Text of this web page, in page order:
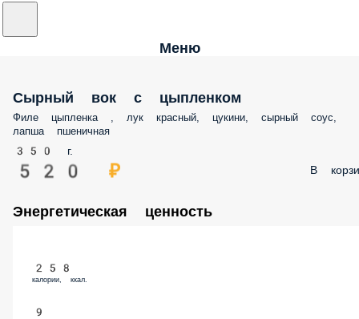
Меню
Сырный вок с цыпленком
Филе цыпленка , лук красный, цукини, сырный соус,
лапша пшеничная
350 г.
520 ₽ В
Энергетическая ценность
258
калории, ккал.
9